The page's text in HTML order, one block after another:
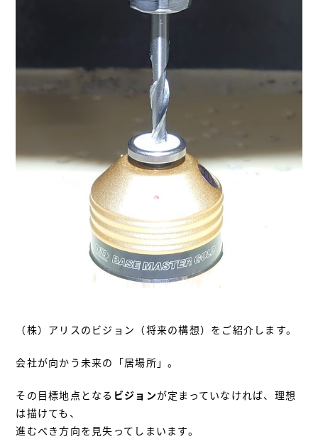
（株）アリスのビジョン（将来の構想）をご紹介します。
会社が向かう未来の「居場所」。
その目標地点となる ビジョンが定まっていなければ、理想
は描けても、
進むべき方向を見失ってしまいます。